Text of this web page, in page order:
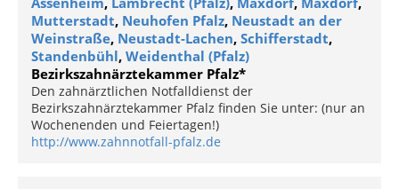
Mutterstadt, Neuhofen Pfalz, Neustadt an der
Weinstraße, Neustadt-Lachen, Schifferstadt,
Standenbühl, Weidenthal (Pfalz)
Bezirkszahnärztekammer Pfalz*
Den zahnärztlichen Notfalldienst der
Bezirkszahnärztekammer Pfalz finden Sie unter: (nur an
Wochenenden und Feiertagen!)
http://www.zahnnotfall-pfalz.de